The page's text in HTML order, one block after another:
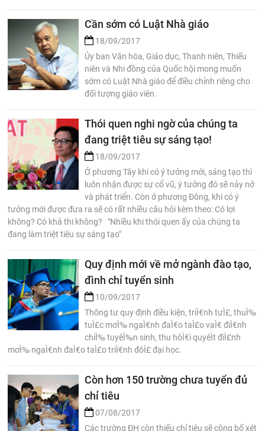
Cần sớm có Luật Nhà giáo
18/09/2017
Ủy ban Văn hóa, Giáo dục, Thanh niên, Thiếu
niên và Nhi đồng của Quốc hội mong muốn
sớm có Luật Nhà giáo để điều chỉnh riêng cho
đối tượng giáo viên.
Thói quen nghi ngờ của chúng ta
đang triệt tiêu sự sáng tạo!
18/09/2017
Ở phương Tây khi có ý tưởng mới, sáng tạo thì
luôn nhận được sự cổ vũ, ý tưởng đó sẽ nảy nở
và phát triển. Còn ở phương Đông, khi có ý
tưởng mới được đưa ra sẽ có rất nhiều câu hỏi kèm theo: Có lợi
không? Có khả thi không? "Nhiều khi thói quen ấy của chúng ta
đang làm triệt tiêu sự sáng tạo"
Quy định mới về mở ngành đào tạo,
đình chỉ tuyển sinh
10/09/2017
Thông tư quy định điều kiện, triÌ€nh tưÌ£, thuÌ‰
tuÌ£c mơÌ‰ ngaÌ€nh đaÌ€o taÌ£o vaÌ€ điÌ€nh
chiÌ‰ tuyêÌ‰n sinh, thu hôÌ€i quyêÌt điÌ£nh
mơÌ‰ ngaÌ€nh đaÌ€o taÌ£o triÌ€nh đôÌ£ đại học.
Còn hơn 150 trường chưa tuyển đủ
chỉ tiêu
07/08/2017
Các trường ĐH còn thiếu chỉ tiêu sẽ công bố xét